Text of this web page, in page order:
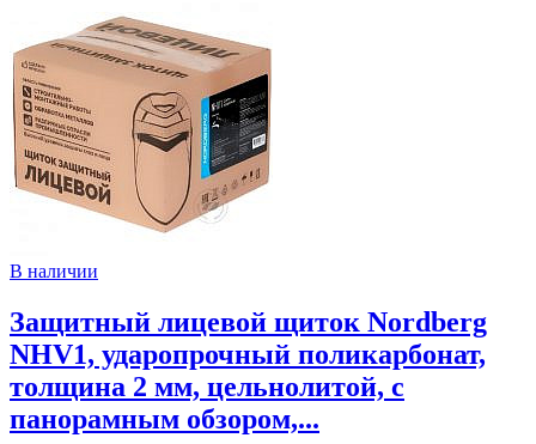
В наличии
Защитный лицевой щиток Nordberg
NHV1, ударопрочный поликарбонат,
толщина 2 мм, цельнолитой, с
панорамным обзором,...